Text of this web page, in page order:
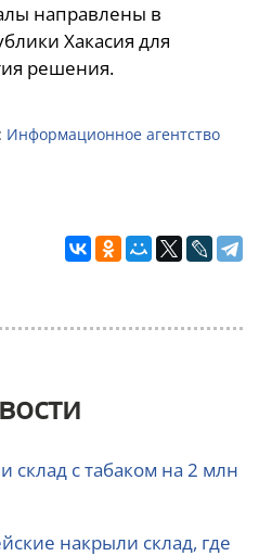
направлены в
Хакасия для
решения.
Информационное агентство
склад с табаком на 2 млн
накрыли склад, где